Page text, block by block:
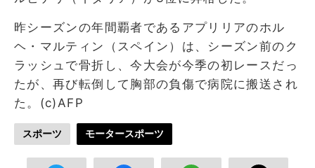
昨シーズンの年間覇者であるアプリリアのホル
ヘ・マルティン（スペイン）は、シーズン前のク
ラッシュで骨折し、今大会が今季の初レースだっ
たが、再び転倒して胸部の負傷で病院に搬送され
た。(c)AFP
スポーツ モータースポーツ